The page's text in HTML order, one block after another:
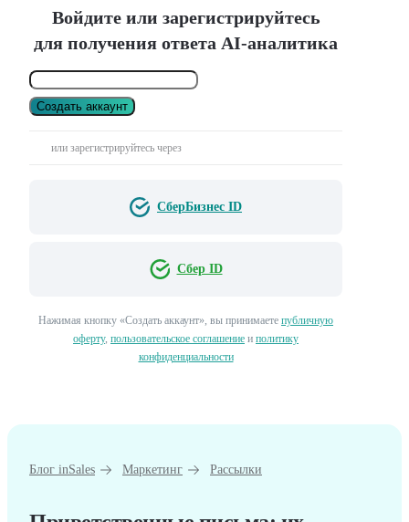
Войдите или зарегистрируйтесь
для получения ответа AI-аналитика
Создать аккаунт
или зарегистрируйтесь через
СберБизнес ID
Сбер ID
Нажимая кнопку «Создать аккаунт», вы принимаете публичную
оферту, пользовательское соглашение и политику
конфиденциальности
Блог inSales Маркетинг Рассылки